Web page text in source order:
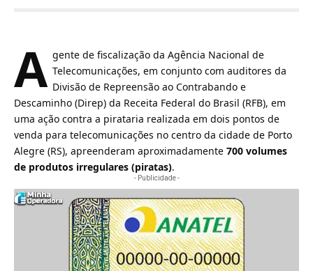
A gente de fiscalização da Agência Nacional de
Telecomunicações, em conjunto com auditores da
Divisão de Repreensão ao Contrabando e
Descaminho (Direp) da Receita Federal do Brasil (RFB), em
uma ação contra a pirataria realizada em dois pontos de
venda para telecomunicações no centro da cidade de Porto
Alegre (RS), apreenderam aproximadamente 700 volumes
de produtos irregulares (piratas).
- Publicidade -